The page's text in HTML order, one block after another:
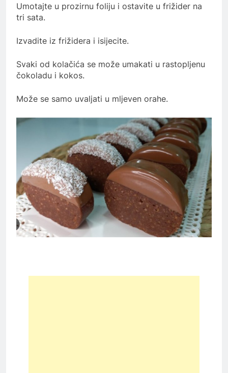
Umotajte u prozirnu foliju i ostavite u frižider na
tri sata.
Izvadite iz frižidera i isijecite.
Svaki od kolačića se može umakati u rastopljenu
čokoladu i kokos.
Može se samo uvaljati u mljeven orahe.